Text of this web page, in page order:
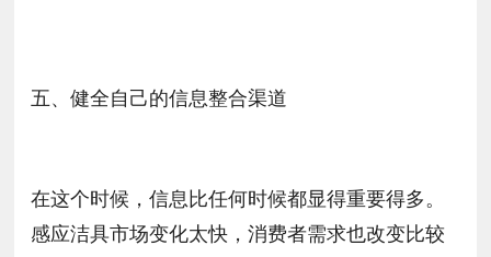
五、健全自己的信息整合渠道
在这个时候，信息比任何时候都显得重要得多。
感应洁具市场变化太快，消费者需求也改变比较